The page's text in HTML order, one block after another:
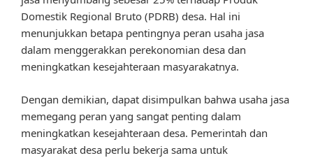
Domestik Regional Bruto (PDRB) desa. Hal ini
menunjukkan betapa pentingnya peran usaha jasa
dalam menggerakkan perekonomian desa dan
meningkatkan kesejahteraan masyarakatnya.
Dengan demikian, dapat disimpulkan bahwa usaha jasa
memegang peran yang sangat penting dalam
meningkatkan kesejahteraan desa. Pemerintah dan
masyarakat desa perlu bekerja sama untuk